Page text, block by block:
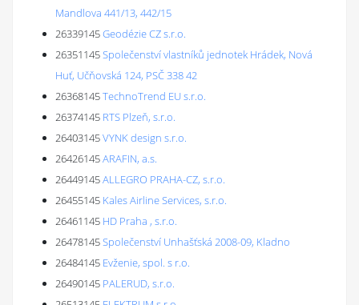
Mandlova 441/13, 442/15
26339145Geodézie CZ s.r.o.
26351145Společenství vlastníků jednotek Hrádek, Nová
Huť, Učňovská 124, PSČ 338 42
26368145TechnoTrend EU s.r.o.
26374145 RTS Plzeň, s.r.o.
26403145VYNK design s.r.o.
26426145ARAFIN, a.s.
26449145ALLEGRO PRAHA-CZ, s.r.o.
26455145 Kales Airline Services, s.r.o.
26461145 HD Praha , s.r.o.
26478145Společenství Unhašťská 2008-09, Kladno
26484145 Evženie, spol. s r.o.
26490145 PALERUD, s.r.o.